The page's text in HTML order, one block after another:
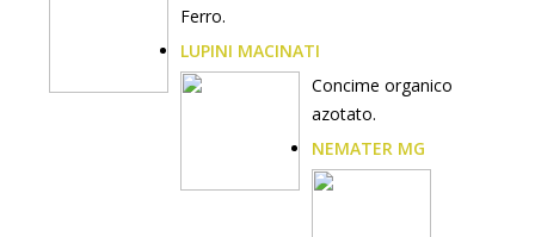
Ferro.
LUPINI MACINATI
Concime organico
azotato.
NEMATER MG